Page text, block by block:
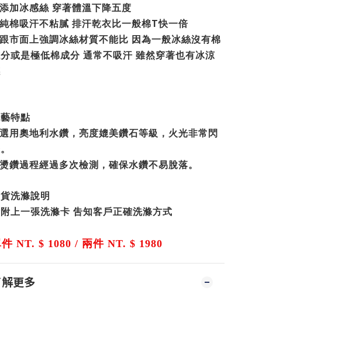
添加冰感絲 穿著體溫下降五度
純棉吸汗不粘膩 排汗乾衣比一般棉T快一倍
跟市面上強調冰絲材質不能比 因為一般冰絲沒有棉
或是極低棉成分 通常不吸汗 雖然穿著也有冰涼
特點
選用奧地利水鑽，亮度媲美鑽石等級，火光非常閃
燙鑽過程經過多次檢測，確保水鑽不易脫落。
洗滌說明
上一張洗滌卡 吿知客戶正確洗滌方式
NT. $ 1080 / 兩件 NT. $ 1980
更多